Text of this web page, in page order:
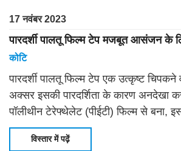
17 नवंबर 2023
पारदर्शी पालतू फिल्म टेप मजबूत आसंजन के
कोटि
पारदर्शी पालतू फिल्म टेप एक उत्कृष्ट चिपकने
अक्सर इसकी पारदर्शिता के कारण अनदेखा
पॉलीथीन टेरेफ्थेलेट (पीईटी) फिल्म से बना,
उत्कृष्ट चिपकने वाले गुण हैं, जिससे
विस्तार में पढ़ें